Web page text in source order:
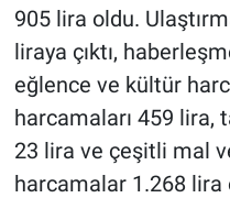
905 lira oldu.
liraya çıktı,
eğlence ve kültür
harcamaları 459 lira,
23 lira ve çeşitli mal
harcamalar 1.268 lira